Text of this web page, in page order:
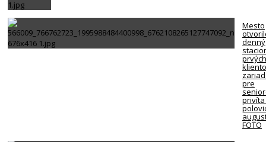
Mesto
denný
prvých
pre
FOTO